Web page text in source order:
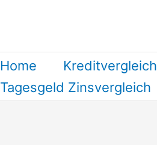
Home Kreditvergleich
Tagesgeld Zinsvergleich